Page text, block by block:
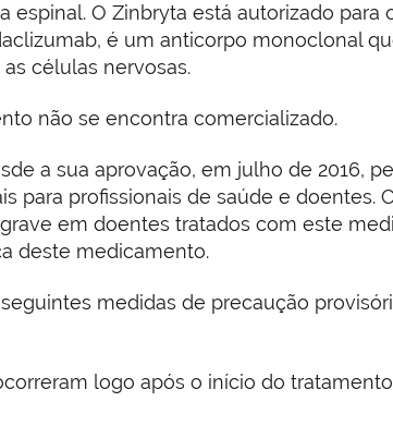
O Zinbryta está autorizado
é um anticorpo monoclonal
células nervosas.
não se encontra comercializado.
a sua aprovação, em julho de 2016,
para profissionais de saúde e doentes.
em doentes tratados com este
deste medicamento.
medidas de precaução
logo após o início do